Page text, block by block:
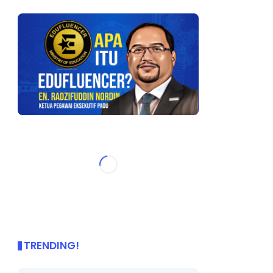
TRENDING!